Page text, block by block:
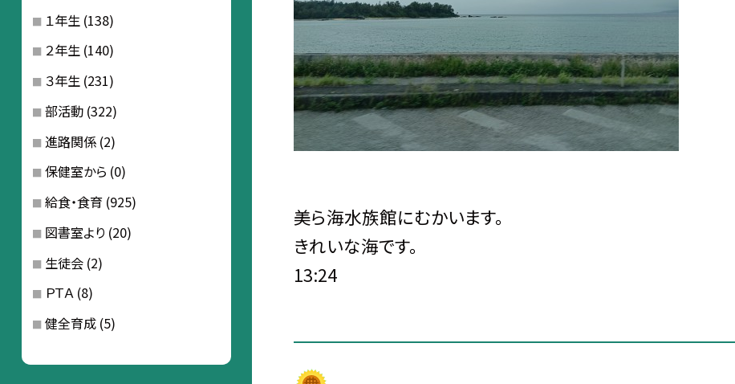
美ら海水族館にむかいます。
きれいな海です。
13:24
１年生 (138)
２年生 (140)
３年生 (231)
部活動 (322)
進路関係 (2)
保健室から (0)
給食・食育 (925)
図書室より (20)
生徒会 (2)
ＰＴＡ (8)
健全育成 (5)